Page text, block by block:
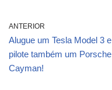
ANTERIOR
Alugue um Tesla Model 3 e
pilote também um Porsche
Cayman!